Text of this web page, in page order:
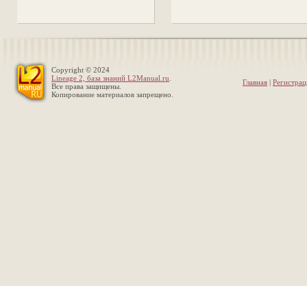
Copyright © 2024
Lineage 2, база знаний L2Manual.ru
Все права защищены.
Копирование материалов запрещено.
Главная |